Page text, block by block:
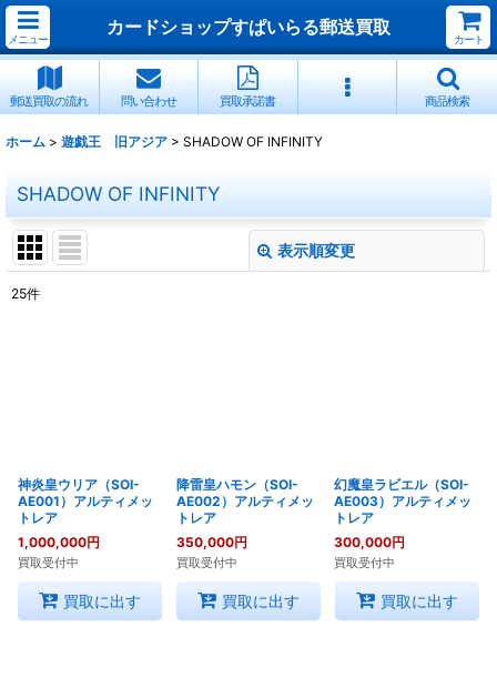
メニュー
カードショップすぱいらる郵送買取
カート
郵送買取の流れ 問い合わせ 買取承諾書 商品検索
ホーム > 遊戯王 旧アジア > SHADOW OF INFINITY
SHADOW OF INFINITY
表示順変更
25件
神炎皇ウリア（SOI-
AE001）アルティメッ
トレア
1,000,000円
買取受付中
買取に出す
降雷皇ハモン（SOI-
AE002）アルティメッ
トレア
350,000円
買取受付中
買取に出す
幻魔皇ラビエル（SOI-
AE003）アルティメッ
トレア
300,000円
買取受付中
買取に出す